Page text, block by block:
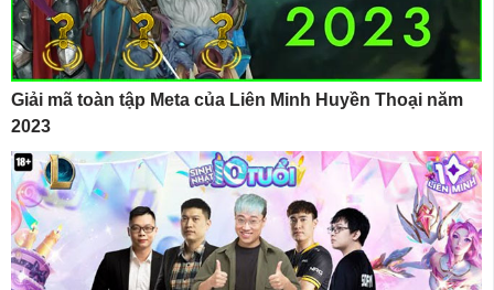
Giải mã toàn tập Meta của Liên Minh Huyền Thoại năm
2023